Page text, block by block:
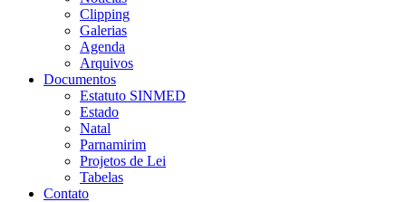
Clipping
Galerias
Agenda
Arquivos
Documentos
Estatuto SINMED
Estado
Natal
Parnamirim
Projetos de Lei
Tabelas
Contato